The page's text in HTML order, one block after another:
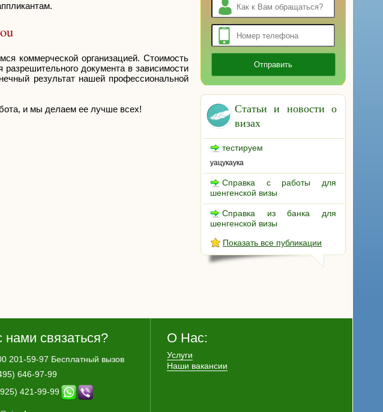
Статьи и новости о
визах
тестируем
уацукаука
Справка с работы для
шенгенской визы
Справка из банка для
шенгенской визы
Показать все публикации
коммерческой организацией. Стоимость
документа в зависимости
результат нашей профессиональной
и мы делаем ее лучше всех!
нами связаться?
201-59-97 Бесплатный вызов
646-97-99
421-99-99
О Нас:
Услуги
Наши вакансии